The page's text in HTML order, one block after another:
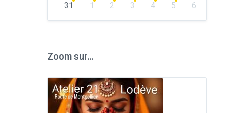
31
1 2 3 4 5
6
Zoom sur…